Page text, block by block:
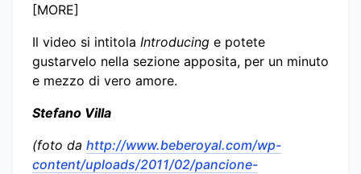
[MORE]
Il video si intitola Introducing e potete
gustarvelo nella sezione apposita, per un minuto
e mezzo di vero amore.
Stefano Villa
(foto da http://www.beberoyal.com/wp-
content/uploads/2011/02/pancione-